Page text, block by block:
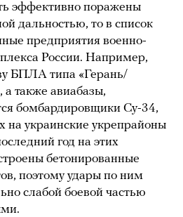
эффективно поражены
дальностью, то в список
предприятия военно-
России. Например,
БПЛА типа «Герань/
а также авиабазы,
бомбардировщики Су-34,
на украинские укрепрайоны
год на этих
бетонированные
поэтому удары по ним
слабой боевой частью